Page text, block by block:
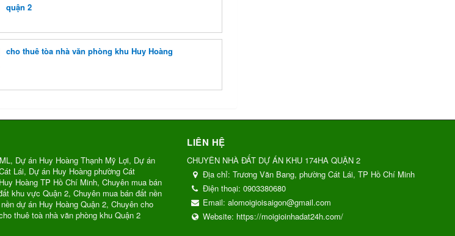
quận 2
cho thuê tòa nhà văn phòng khu Huy Hoàng
Dự án Huy Hoàng Thạnh Mỹ Lợi, Dự án
Lái, Dự án Huy Hoàng phường Cát
Hoàng TP Hồ Chí Minh, Chuyên mua bán
khu vực Quận 2, Chuyên mua bán đất nền
dự án Huy Hoàng Quận 2, Chuyên cho
thuê toà nhà văn phòng khu Quận 2
LIÊN HỆ
CHUYÊN NHÀ ĐẤT DỰ ÁN KHU 174HA QUẬN 2
Địa chỉ:Trương Văn Bang, phường Cát Lái, TP Hồ Chí Minh
Điện thoại:0903380680
Email:alomoigioisaigon@gmail.com
Website: https://moigioinhadat24h.com/